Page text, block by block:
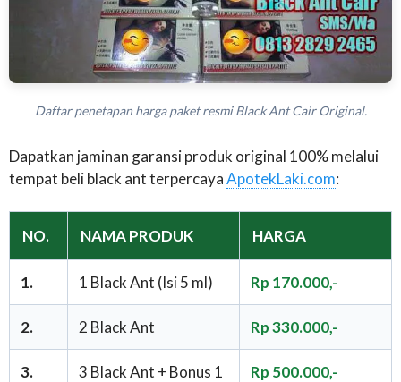
Daftar penetapan harga paket resmi Black Ant Cair Original.
Dapatkan jaminan garansi produk original 100% melalui
tempat beli black ant terpercayaApotekLaki.com:
NO. NAMA PRODUK HARGA
1. 1 Black Ant (Isi 5 ml) Rp 170.000,-
2. 2 Black Ant Rp 330.000,-
3.
3 Black Ant + Bonus 1
Rp 500.000,-